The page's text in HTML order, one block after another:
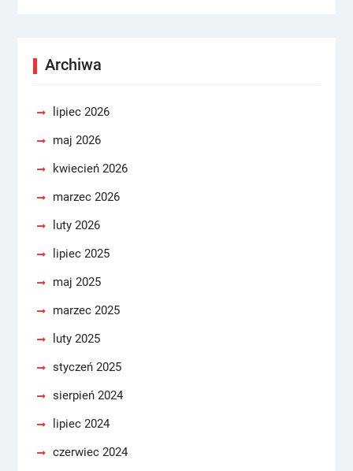
Archiwa
lipiec 2026
maj 2026
kwiecień 2026
marzec 2026
luty 2026
lipiec 2025
maj 2025
marzec 2025
luty 2025
styczeń 2025
sierpień 2024
lipiec 2024
czerwiec 2024